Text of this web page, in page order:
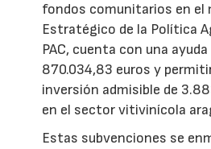
fondos comunitarios en el
Estratégico de la Política
PAC, cuenta con una
870.034,83 euros y
inversión admisible de
en el sector vitivinícola
Estas subvenciones se